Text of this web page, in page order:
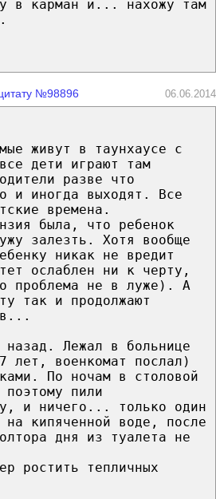
в карман и... нахожу там
№98896 06.06.2014
живут в таунхаусе с
дети играют там
разве что
и иногда выходят. Все
времена.
была, что ребенок
залезть. Хотя вообще
никак не вредит
ослаблен ни к черту,
проблема не в луже). А
так и продолжают
Лежал в больнице
лет, военкомат послал)
По ночам в столовой
пили
и ничего... только один
на кипяченной воде, после
дня из туалета не
ростить тепличных